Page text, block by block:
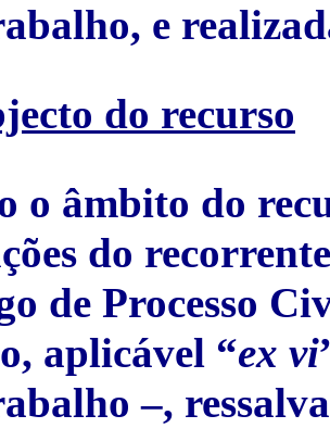
e
do recurso
o âmbito do
do
de Processo
aplicável “ex vi
–,